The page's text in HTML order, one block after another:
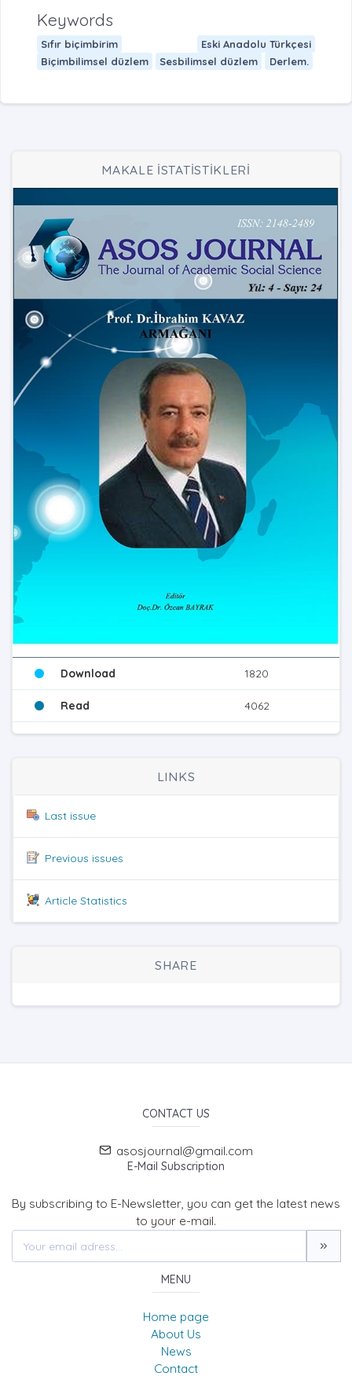
Keywords
Sıfır biçimbirim
Eski Anadolu Türkçesi
Biçimbilimsel düzlem
Sesbilimsel düzlem Derlem.
MAKALE İSTATİSTİKLERİ
Download 1820
Read 4062
LINKS
Last issue
Previous issues
Article Statistics
SHARE
CONTACT US
asosjournal@gmail.com
E-Mail Subscription
By subscribing to E-Newsletter, you can get the latest news
to your e-mail.
MENU
Home page
About Us
News
Contact